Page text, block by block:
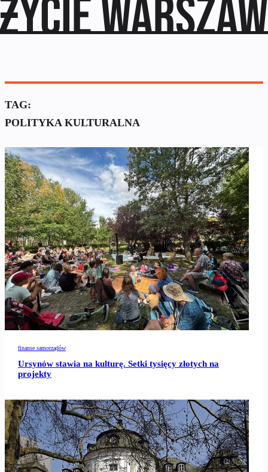
TAG:
POLITYKA KULTURALNA
finanse samorządów
Ursynów stawia na kulturę. Setki tysięcy złotych na
projekty